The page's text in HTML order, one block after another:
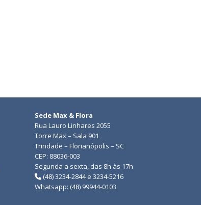
Sede Max & Flora
Rua Lauro Linhares 2055
Torre Max – Sala 901
Trindade – Florianópolis – SC
CEP: 88036-003
Segunda a sexta, das 8h às 17h
(48) 3234-2844 e 3234-5216
Whatsapp: (48) 99944-0103